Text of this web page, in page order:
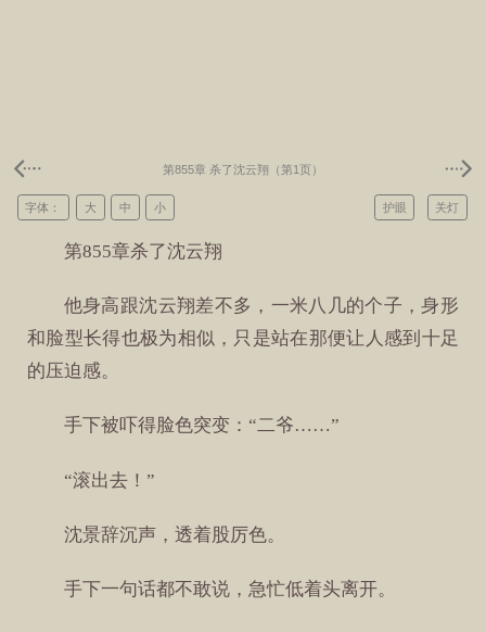
第855章 杀了沈云翔（第1页）
关灯
护眼
字体： 大 中 小
第855章杀了沈云翔
他身高跟沈云翔差不多，一米八几的个子，身形
和脸型长得也极为相似，只是站在那便让人感到十足
的压迫感。
手下被吓得脸色突变：“二爷……”
“滚出去！”
沈景辞沉声，透着股厉色。
手下一句话都不敢说，急忙低着头离开。